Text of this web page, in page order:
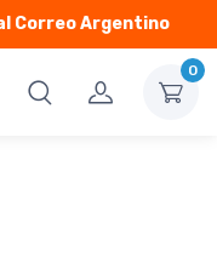
Correo Argentino
0